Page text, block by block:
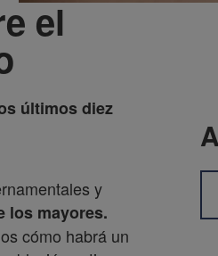
el
últimos diez
y
los mayores.
cómo habrá un